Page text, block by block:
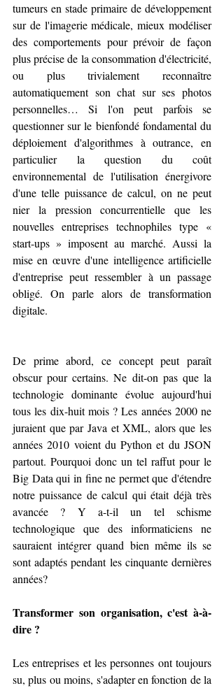
tumeurs en stade primaire de développement
sur de l'imagerie médicale, mieux modéliser
des comportements pour prévoir de façon
plus précise de la consommation d'électricité,
ou plus trivialement reconnaître
automatiquement son chat sur ses photos
personnelles… Si l'on peut parfois se
questionner sur le bienfondé fondamental du
déploiement d'algorithmes à outrance, en
particulier la question du coût
environnemental de l'utilisation énergivore
d'une telle puissance de calcul, on ne peut
nier la pression concurrentielle que les
nouvelles entreprises technophiles type «
start-ups » imposent au marché. Aussi la
mise en œuvre d'une intelligence artificielle
d'entreprise peut ressembler à un passage
obligé. On parle alors de transformation
digitale.
De prime abord, ce concept peut paraît
obscur pour certains. Ne dit-on pas que la
technologie dominante évolue aujourd'hui
tous les dix-huit mois ? Les années 2000 ne
juraient que par Java et XML, alors que les
années 2010 voient du Python et du JSON
partout. Pourquoi donc un tel raffut pour le
Big Data qui in fine ne permet que d'étendre
notre puissance de calcul qui était déjà très
avancée ? Y a-t-il un tel schisme
technologique que des informaticiens ne
sauraient intégrer quand bien même ils se
sont adaptés pendant les cinquante dernières
années?
Transformer son organisation, c'est à-à-
dire ?
Les entreprises et les personnes ont toujours
su, plus ou moins, s'adapter en fonction de la